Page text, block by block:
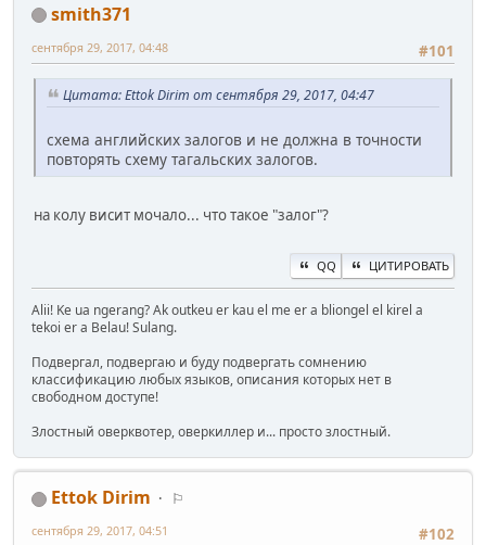
smith371
#101
сентября 29, 2017, 04:48
Цитата: Ettok Dirim от сентября 29, 2017, 04:47
схема английских залогов и не должна в точности
повторять схему тагальских залогов.
на колу висит мочало... что такое "залог"?
QQ ЦИТИРОВАТЬ
Alii! Ke ua ngerang? Ak outkeu er kau el me er a bliongel el kirel a
tekoi er a Belau! Sulang.
Подвергал, подвергаю и буду подвергать сомнению
классификацию любых языков, описания которых нет в
свободном доступе!
Злостный оверквотер, оверкиллер и... просто злостный.
Ettok Dirim
⚐
#102
сентября 29, 2017, 04:51